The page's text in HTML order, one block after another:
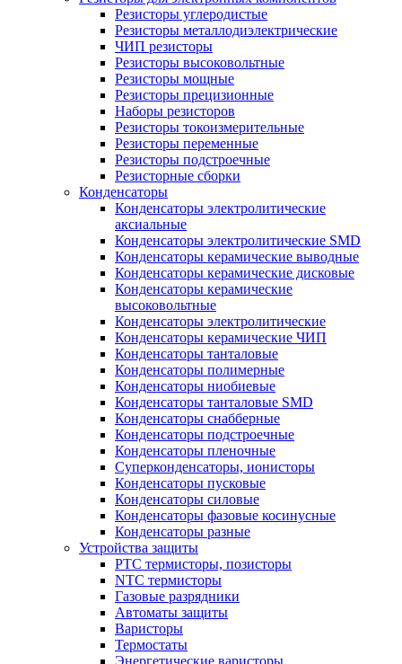
Резисторы углеродистые
Резисторы металлодиэлектрические
ЧИП резисторы
Резисторы высоковольтные
Резисторы мощные
Резисторы прецизионные
Наборы резисторов
Резисторы токоизмерительные
Резисторы переменные
Резисторы подстроечные
Резисторные сборки
Конденсаторы
Конденсаторы электролитические
аксиальные
Конденсаторы электролитические SMD
Конденсаторы керамические выводные
Конденсаторы керамические дисковые
Конденсаторы керамические
высоковольтные
Конденсаторы электролитические
Конденсаторы керамические ЧИП
Конденсаторы танталовые
Конденсаторы полимерные
Конденсаторы ниобиевые
Конденсаторы танталовые SMD
Конденсаторы снабберные
Конденсаторы подстроечные
Конденсаторы пленочные
Суперконденсаторы, ионисторы
Конденсаторы пусковые
Конденсаторы силовые
Конденсаторы фазовые косинусные
Конденсаторы разные
Устройства защиты
PTC термисторы, позисторы
NTC термисторы
Газовые разрядники
Автоматы защиты
Варисторы
Термостаты
Энергетические варисторы